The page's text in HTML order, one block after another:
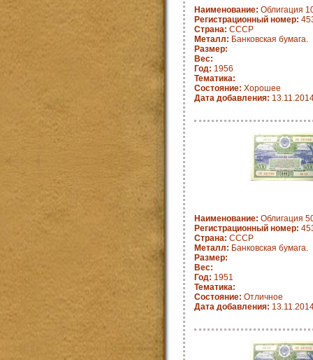
Наименование: Облигация
Регистрационный номер:
Страна: СССР
Металл: Банковская бумага.
Размер:
Вес:
Год: 1956
Тематика:
Состояние: Хорошее
Дата добавления:
Наименование: Облигация
Регистрационный номер:
Страна: СССР
Металл: Банковская бумага.
Размер:
Вес:
Год: 1951
Тематика:
Состояние: Отличное
Дата добавления: